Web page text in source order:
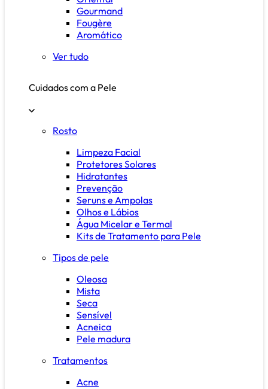
Gourmand
Fougère
Aromático
Ver tudo
Cuidados com a Pele
Rosto
Limpeza Facial
Protetores Solares
Hidratantes
Prevenção
Seruns e Ampolas
Olhos e Lábios
Água Micelar e Termal
Kits de Tratamento para Pele
Tipos de pele
Oleosa
Mista
Seca
Sensível
Acneica
Pele madura
Tratamentos
Acne